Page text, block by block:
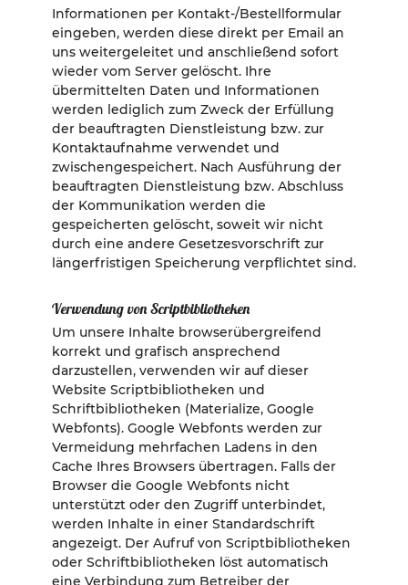
Informationen per Kontakt-/Bestellformular
eingeben, werden diese direkt per Email an
uns weitergeleitet und anschließend sofort
wieder vom Server gelöscht. Ihre
übermittelten Daten und Informationen
werden lediglich zum Zweck der Erfüllung
der beauftragten Dienstleistung bzw. zur
Kontaktaufnahme verwendet und
zwischengespeichert. Nach Ausführung der
beauftragten Dienstleistung bzw. Abschluss
der Kommunikation werden die
gespeicherten gelöscht, soweit wir nicht
durch eine andere Gesetzesvorschrift zur
längerfristigen Speicherung verpflichtet sind.
Verwendung von Scriptbibliotheken
Um unsere Inhalte browserübergreifend
korrekt und grafisch ansprechend
darzustellen, verwenden wir auf dieser
Website Scriptbibliotheken und
Schriftbibliotheken (Materialize, Google
Webfonts). Google Webfonts werden zur
Vermeidung mehrfachen Ladens in den
Cache Ihres Browsers übertragen. Falls der
Browser die Google Webfonts nicht
unterstützt oder den Zugriff unterbindet,
werden Inhalte in einer Standardschrift
angezeigt. Der Aufruf von Scriptbibliotheken
oder Schriftbibliotheken löst automatisch
eine Verbindung zum Betreiber der